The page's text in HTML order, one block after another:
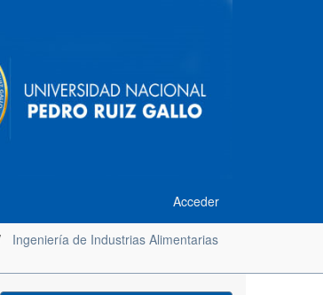
Acceder
Ingeniería de Industrias Alimentarias